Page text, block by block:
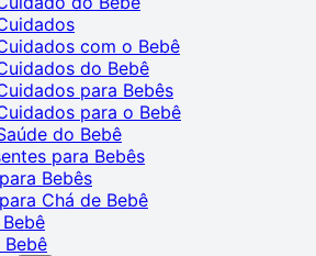
com o Bebê
do Bebê
para Bebês
para o Bebê
do Bebê
para Bebês
Bebês
Chá de Bebê
Bebê